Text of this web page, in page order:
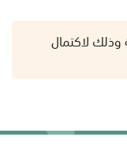
وذلك لاكتمال